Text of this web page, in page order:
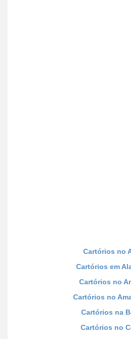
Cartórios no
Cartórios em
Cartórios no
Cartórios no
Cartórios na
Cartórios no